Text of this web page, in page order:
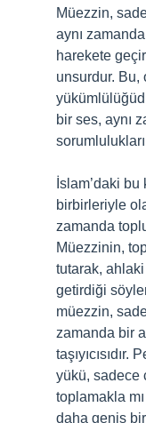
Müezzin,
aynı
harekete
unsurdur. Bu,
bir ses, aynı
İslam’daki
birbirleriyle
zamanda
Müezzinin,
tutarak, ahlaki
getirdiği
müezzin,
zamanda bir
yükü, sadece
toplamakla mı
daha geniş